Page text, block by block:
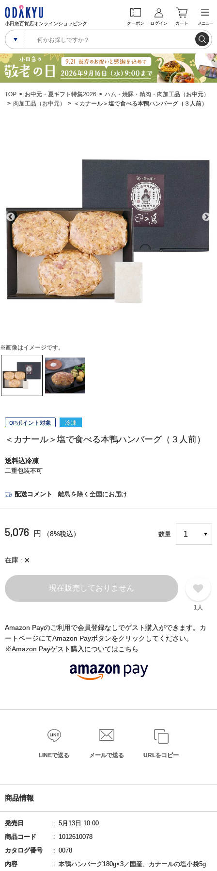
小田急百貨店オンラインショッピング クーポン ログイン カート メニュー
TOP お中元・夏ギフト特集2026
ハム・焼豚・精肉・肉加工品（お中元）
肉加工品（お中元）
＜カナール＞塩で食べる本鴨ハンバーグ（３人前）
※画像はイメージです。
OPポイント対象 冷凍
＜カナール＞塩で食べる本鴨ハンバーグ（３人前）
送料込冷凍
二重包装不可
配送コメント 離島を除く全国にお届け
5,076 円 （8%税込） 数量
在庫 ×
現在販売しておりません
1人
Amazon Payのご利用で会員登録なしでゲスト購入ができます。カ
ートページにてAmazon Payボタンをクリックしてください。
※Amazon Payゲスト購入についてはこちら
LINEで送る メールで送る URLをコピー
商品情報
発売日
5月13日 10:00
商品コード
1012610078
カタログ番号
0078
内容
本鴨ハンバーグ180g×3／国産、カナールの塩小袋5g